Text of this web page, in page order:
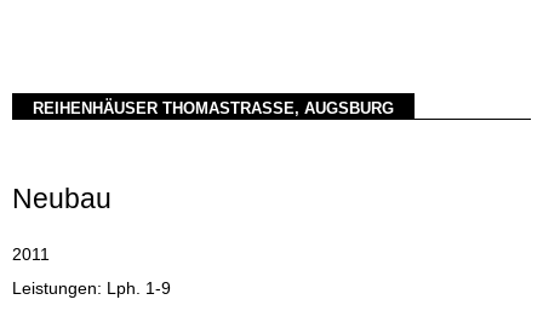
REIHENHÄUSER THOMASTRASSE, AUGSBURG
Neubau
2011
Leistungen: Lph. 1-9